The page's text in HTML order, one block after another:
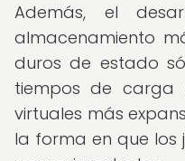
Además, el
almacenamiento
duros de estado
tiempos de carga
virtuales más
la forma en que los